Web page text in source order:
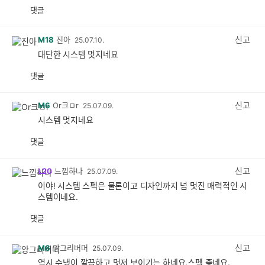
댓글
M18 진아 25.07.10.
신고
대단한 시스템 멋지네요
댓글
M6 Or크ㅁr 25.07.09.
신고
시스템 멋지네요
댓글
L20 느낌하나 25.07.09.
신고
이야! 시스템 스펙은 물론이고 디자인까지 넘 멋진 매력적인 시
스템이네요.
댓글
M6 앙그리버머 25.07.09.
신고
역시 수냉이 깔끔하고 멋져 보이기는 하네요.스펙 좋네요.